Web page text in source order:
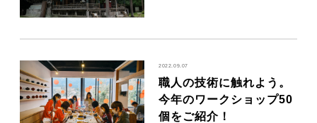
2022.09.07
職人の技術に触れよう。
今年のワークショップ50
個をご紹介！